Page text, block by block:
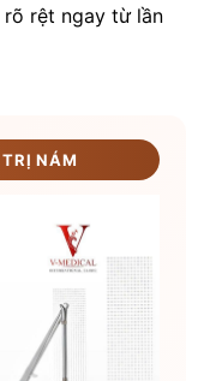
rệt ngay từ lần
NÁM